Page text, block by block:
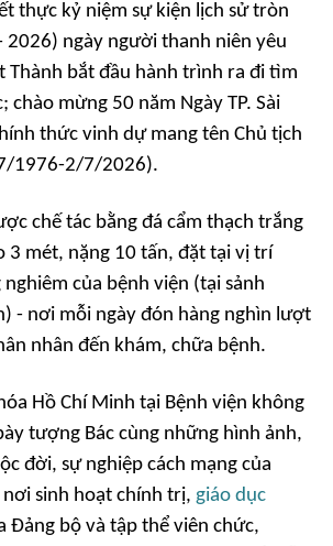
thực kỷ niệm sự kiện lịch sử tròn
2026) ngày người thanh niên yêu
Thành bắt đầu hành trình ra đi tìm
mừng 50 năm Ngày TP. Sài
thức vinh dự mang tên Chủ tịch
1976-2/7/2026).
chế tác bằng đá cẩm thạch trắng
3 mét, nặng 10 tấn, đặt tại vị trí
của bệnh viện (tại sảnh
- nơi mỗi ngày đón hàng nghìn lượt
nhân đến khám, chữa bệnh.
Hồ Chí Minh tại Bệnh viện không
tượng Bác cùng những hình ảnh,
đời, sự nghiệp cách mạng của
sinh hoạt chính trị, giáo dục
Đảng bộ và tập thể viên chức,